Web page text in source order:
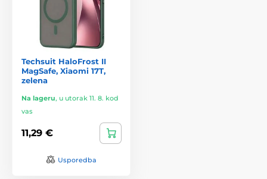
Techsuit HaloFrost II
MagSafe, Xiaomi 17T,
zelena
Na lageru, u utorak 11. 8. kod
vas
11,29 €
Usporedba